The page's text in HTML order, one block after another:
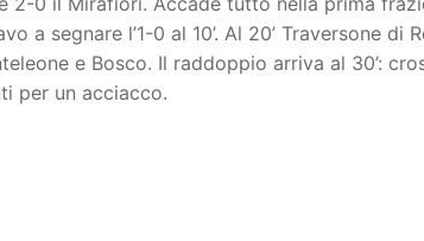
a segnare l’1-0 al 10’. Al 20’ Traversone di
e Bosco. Il raddoppio arriva al 30’:
per un acciacco.